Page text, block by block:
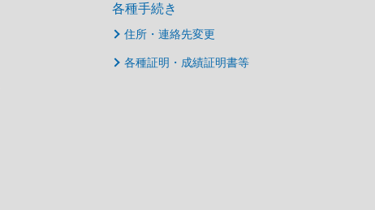
各種手続き
住所・連絡先変更
各種証明・成績証明書等